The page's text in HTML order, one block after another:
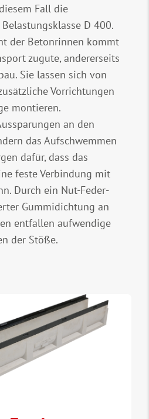
Fall die
D 400.
der Betonrinnen kommt
zugute, andererseits
Sie lassen sich von
Vorrichtungen
montieren.
an den
das Aufschwemmen
dafür, dass das
feste Verbindung mit
Durch ein Nut-Feder-
Gummidichtung an
entfallen aufwendige
der Stöße.